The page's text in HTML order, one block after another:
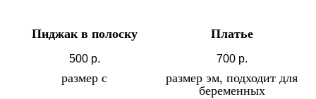
Пиджак в полоску
500 р.
размер с
Платье
700 р.
размер эм, подходит для
беременных